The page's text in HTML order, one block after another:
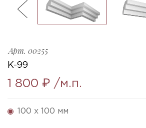
Арт. 00255
K-99
1 800 ₽ /м.п.
100 x 100 мм